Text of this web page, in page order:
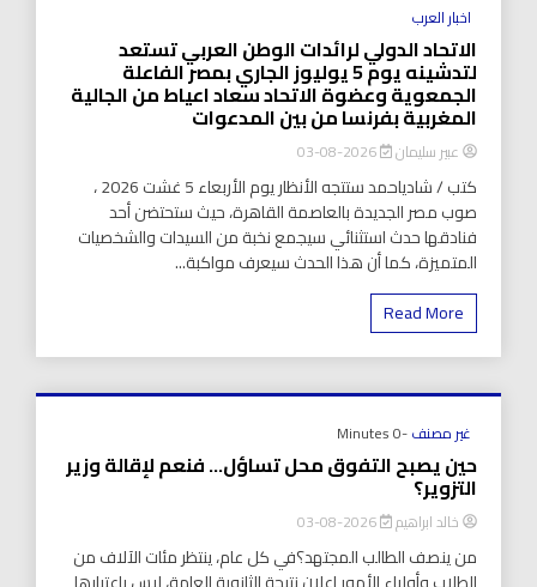
اخبار العرب
الاتحاد الدولي لرائدات الوطن العربي تستعد
لتدشينه يوم 5 يوليوز الجاري بمصر الفاعلة
الجمعوية وعضوة الاتحاد سعاد اعياط من الجالية
المغربية بفرنسا من بين المدعوات
عبير سليمان 2026-08-03
كتب / شادياحمد ستتجه الأنظار يوم الأربعاء 5 غشت 2026 ،
صوب مصر الجديدة بالعاصمة القاهرة، حيث ستحتضن أحد
فنادقها حدث استثنائي سيجمع نخبة من السيدات والشخصيات
المتميزة، كما أن هذا الحدث سيعرف مواكبة...
Read More
غير مصنف-0 Minutes
حين يصبح التفوق محل تساؤل… فنعم لإقالة وزير
التزوير؟
خالد ابراهيم 2026-08-03
من ينصف الطالب المجتهد؟في كل عام، ينتظر مئات الآلاف من